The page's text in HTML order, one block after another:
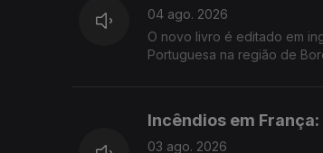
04 ago. 2026
O novo livro é editado em
Portuguesa na região de
Incêndios em
03 ago. 2026